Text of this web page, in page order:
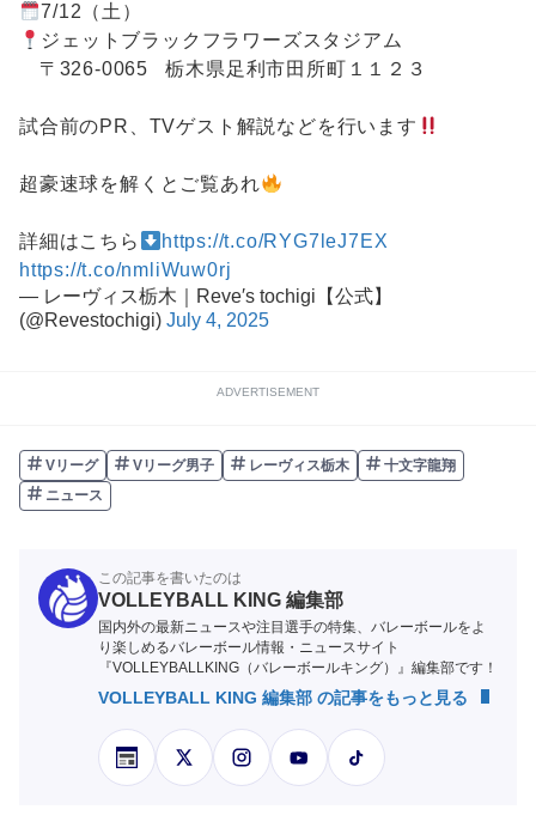
7/12（土）
ジェットブラックフラワーズスタジアム
〒326-0065 栃木県足利市田所町１１２３
試合前のPR、TVゲスト解説などを行います
超豪速球を解くとご覧あれ
詳細はこちら
https://t.co/RYG7leJ7EX
https://t.co/nmliWuw0rj
— レーヴィス栃木｜Reve′s tochigi【公式】
(@Revestochigi) July 4, 2025
ADVERTISEMENT
Vリーグ Vリーグ男子 レーヴィス栃木
十文字龍翔
ニュース
この記事を書いたのは
VOLLEYBALL KING 編集部
国内外の最新ニュースや注目選手の特集、バレーボールをよ
り楽しめるバレーボール情報・ニュースサイト
『VOLLEYBALLKING（バレーボールキング）』編集部です！
VOLLEYBALL KING 編集部 の記事をもっと見る